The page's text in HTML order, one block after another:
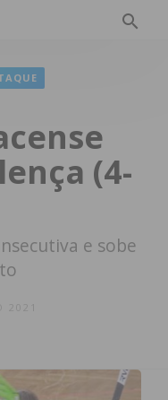
(4-
e sobe